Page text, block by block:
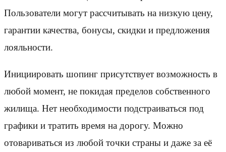
Пользователи могут рассчитывать на низкую цену,
гарантии качества, бонусы, скидки и предложения
лояльности.
Инициировать шопинг присутствует возможность в
любой момент, не покидая пределов собственного
жилища. Нет необходимости подстраиваться под
графики и тратить время на дорогу. Можно
отовариваться из любой точки страны и даже за её